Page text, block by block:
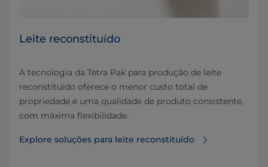
Leite reconstituído
A tecnologia da Tetra Pak para produção de leite
reconstituído oferece o menor custo total de
propriedade e uma qualidade de produto consistente,
com máxima flexibilidade.
Explore soluções para leite reconstituído